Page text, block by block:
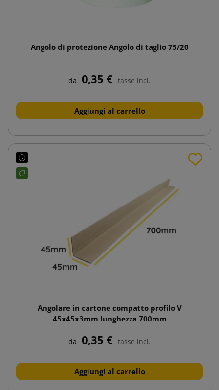
Angolo di protezione Angolo di taglio 75/20
da 0,35 € tasse incl.
Aggiungi al carrello
Angolare in cartone compatto profilo V
45x45x3mm lunghezza 700mm
da 0,35 € tasse incl.
Aggiungi al carrello